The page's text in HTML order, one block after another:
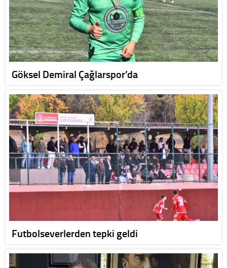
Göksel Demiral Çağlarspor’da
Futbolseverlerden tepki geldi